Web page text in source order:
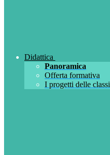
Didattica
Panoramica
Offerta formativa
I progetti delle classi